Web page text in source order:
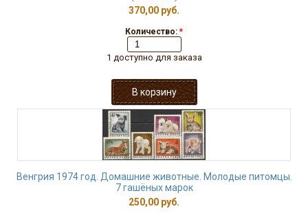
370,00 руб.
Количество: *
1 доступно для заказа
Венгрия 1974 год. Домашние животные. Молодые питомцы.
7 гашёных марок
250,00 руб.